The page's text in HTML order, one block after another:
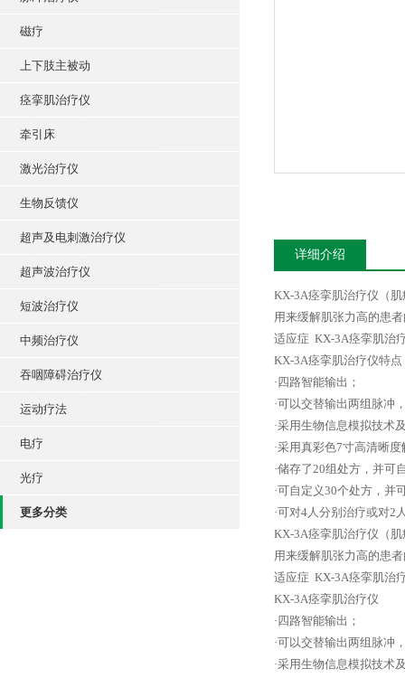
磁疗
上下肢主被动
痉挛肌治疗仪
牵引床
激光治疗仪
生物反馈仪
超声及电刺激治疗仪
超声波治疗仪
短波治疗仪
中频治疗仪
吞咽障碍治疗仪
运动疗法
电疗
光疗
更多分类
详细介绍
KX-3A痉挛肌治疗仪（
用来缓解肌张力高的患
适应症 KX-3A痉挛肌治
KX-3A痉挛肌治疗仪特点
·四路智能输出；
·可以交替输出两组脉冲
·采用生物信息模拟技术
·采用真彩色7寸高清晰
·储存了20组处方，并可
·可自定义30个处方，并
·可对4人分别治疗或对2
KX-3A痉挛肌治疗仪（
用来缓解肌张力高的患
适应症 KX-3A痉挛肌治
KX-3A痉挛肌治疗仪
·四路智能输出；
·可以交替输出两组脉冲
·采用生物信息模拟技术